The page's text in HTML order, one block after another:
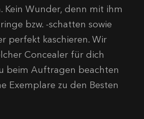
Kein Wunder, denn mit ihm
bzw. -schatten sowie
perfekt kaschieren. Wir
Concealer für dich
beim Auftragen beachten
Exemplare zu den Besten